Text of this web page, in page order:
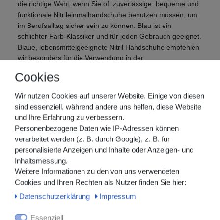
die richtige Wahl, wenn Sie oft zuverlässige, bequeme und
funktionale Nitrileinmalhandschuhe benutzen müssen, um
im Berufsalltag sicher sein zu können. Blau ist ein
schlichter Farb-Klassiker und für jeden Gebrauch geeignet.
Blaue, lebensmittelgeeignete Nitril Handschuhe empfehlen
wir besonders für die Verwendung in der
Abschnitte schnell und mühelos in den verarbeiteten
Die Eigenschaften der Nitrilhandschuhe
Nitril ist ein künstliches Material, das viele nützliche
Eigenschaften vom Naturprodukt Latex hat. Das macht
Nitrilhandschuhe zur idealen Allround-Alternative zu Latex.
Da Einmalhandschuhe aus diesem Material auch eine
hohe Beständigkeit gegen Öle, Fette und Lösungsmittel
haben und vor Viren und Keimen betriebssicher schützen,
B. Kliniken und Gesundheitseinrichtungen, der Alten- und
Cookies
Wir nutzen Cookies auf unserer Website. Einige von diesen
sind essenziell, während andere uns helfen, diese Website
und Ihre Erfahrung zu verbessern.
Personenbezogene Daten wie IP-Adressen können
verarbeitet werden (z. B. durch Google), z. B. für
personalisierte Anzeigen und Inhalte oder Anzeigen- und
Inhaltsmessung.
Weitere Informationen zu den von uns verwendeten
Cookies und Ihren Rechten als Nutzer finden Sie hier:
Daten­schutz­erklärung
Impressum
Essenziell